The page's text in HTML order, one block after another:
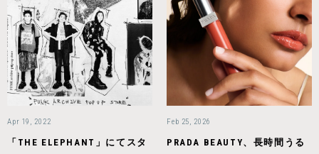
Apr 19, 2022
「THE ELEPHANT」にてスタ
Feb 25, 2026
PRADA BEAUTY、長時間うる